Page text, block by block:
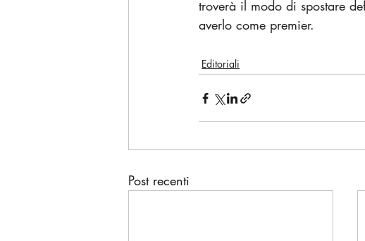
troverà il modo di spostare
averlo come premier.
Editoriali
Post recenti